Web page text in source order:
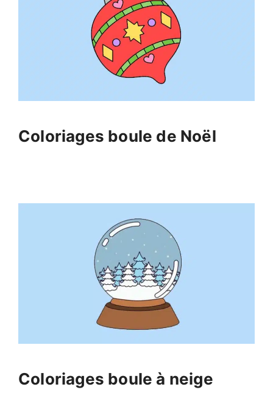
Coloriages boule de Noël
Coloriages boule à neige